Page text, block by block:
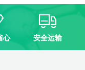
心 安全运输